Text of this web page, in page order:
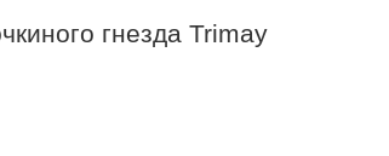
гнезда Trimay